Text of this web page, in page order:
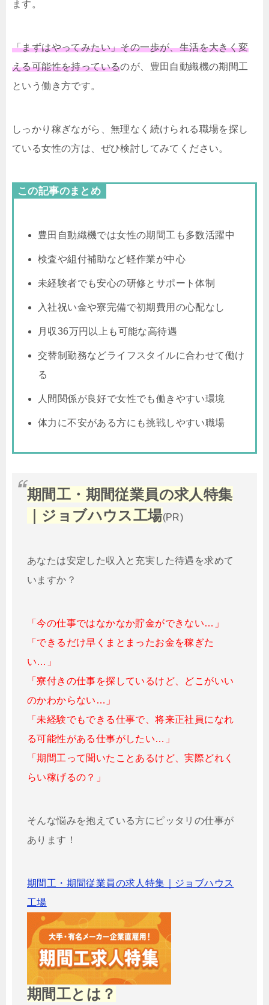
ます。
「まずはやってみたい」その一歩が、生活を大きく変
える可能性を持っているのが、豊田自動織機の期間工
という働き方です。
しっかり稼ぎながら、無理なく続けられる職場を探し
ている女性の方は、ぜひ検討してみてください。
この記事のまとめ
豊田自動織機では女性の期間工も多数活躍中
検査や組付補助など軽作業が中心
未経験者でも安心の研修とサポート体制
入社祝い金や寮完備で初期費用の心配なし
月収36万円以上も可能な高待遇
交替制勤務などライフスタイルに合わせて働け
る
人間関係が良好で女性でも働きやすい環境
体力に不安がある方にも挑戦しやすい職場
期間工・期間従業員の求人特集
｜ジョブハウス工場(PR)
あなたは安定した収入と充実した待遇を求めて
いますか？
「今の仕事ではなかなか貯金ができない…」
「できるだけ早くまとまったお金を稼ぎた
い…」
「寮付きの仕事を探しているけど、どこがいい
のかわからない…」
「未経験でもできる仕事で、将来正社員になれ
る可能性がある仕事がしたい…」
「期間工って聞いたことあるけど、実際どれく
らい稼げるの？」
そんな悩みを抱えている方にピッタリの仕事が
あります！
期間工・期間従業員の求人特集｜ジョブハウス
工場
期間工とは？